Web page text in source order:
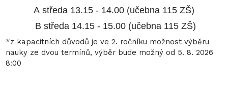
A středa 13.15 - 14.00 (učebna 115 ZŠ)
B středa 14.15 - 15.00 (učebna 115 ZŠ)
*z kapacitních důvodů je ve 2. ročníku možnost výběru
nauky ze dvou termínů, výběr bude možný od 5. 8. 2026
8:00